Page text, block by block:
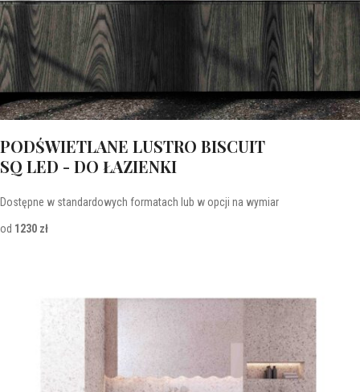
PODŚWIETLANE LUSTRO BISCUIT
SQ LED - DO ŁAZIENKI
Dostępne w standardowych formatach lub w opcji na wymiar
od 1230 zł